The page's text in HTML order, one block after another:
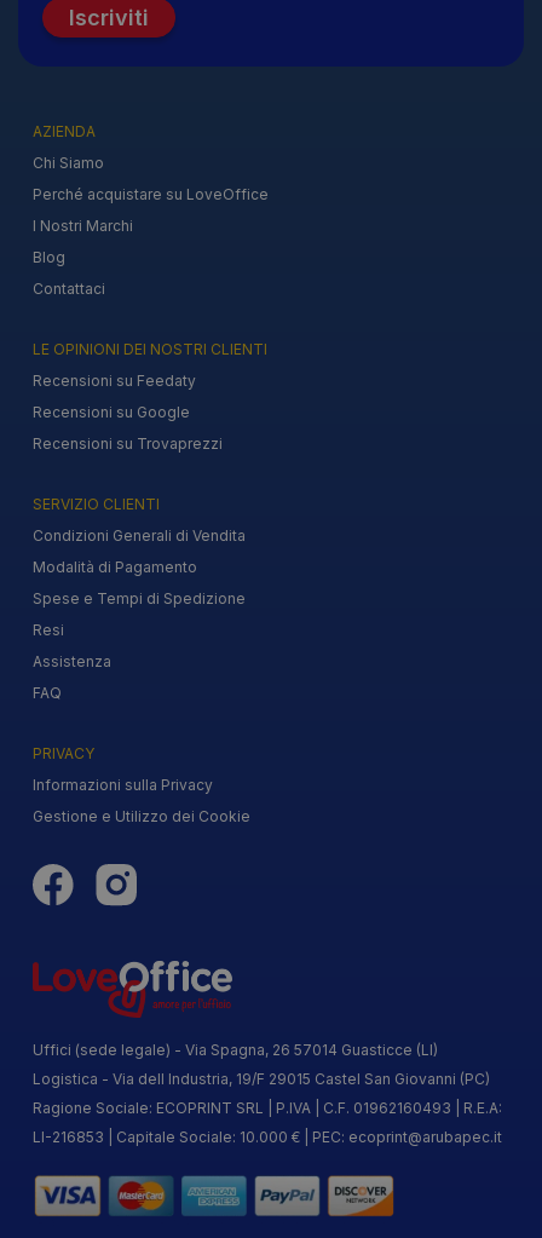
Iscriviti
AZIENDA
Chi Siamo
Perché acquistare su LoveOffice
I Nostri Marchi
Blog
Contattaci
LE OPINIONI DEI NOSTRI CLIENTI
Recensioni su Feedaty
Recensioni su Google
Recensioni su Trovaprezzi
SERVIZIO CLIENTI
Condizioni Generali di Vendita
Modalità di Pagamento
Spese e Tempi di Spedizione
Resi
Assistenza
FAQ
PRIVACY
Informazioni sulla Privacy
Gestione e Utilizzo dei Cookie
Uffici (sede legale) - Via Spagna, 26 57014 Guasticce (LI)
Logistica - Via dell Industria, 19/F 29015 Castel San Giovanni (PC)
Ragione Sociale: ECOPRINT SRL | P.IVA | C.F. 01962160493 | R.E.A:
LI-216853 | Capitale Sociale: 10.000 € | PEC: ecoprint@arubapec.it